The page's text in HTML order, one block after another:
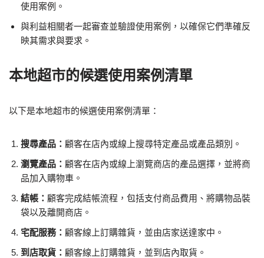
使用案例。
與利益相關者一起審查並驗證使用案例，以確保它們準確反
映其需求與要求。
本地超市的候選使用案例清單
以下是本地超市的候選使用案例清單：
搜尋產品： 顧客在店內或線上搜尋特定產品或產品類別。
瀏覽產品： 顧客在店內或線上瀏覽商店的產品選擇，並將商
品加入購物車。
結帳： 顧客完成結帳流程，包括支付商品費用、將購物品裝
袋以及離開商店。
宅配服務： 顧客線上訂購雜貨，並由店家送達家中。
到店取貨： 顧客線上訂購雜貨，並到店內取貨。